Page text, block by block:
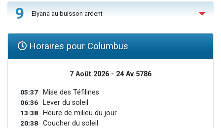
9 Elyana au buisson ardent
Horaires pour Columbus
7 Août 2026 - 24 Av 5786
05:37 Mise des Téfilines
06:36 Lever du soleil
13:38 Heure de milieu du jour
20:38 Coucher du soleil